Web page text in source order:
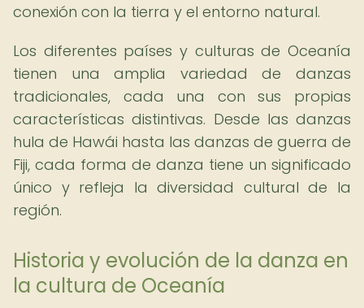
conexión con la tierra y el entorno natural.
Los diferentes países y culturas de Oceanía
tienen una amplia variedad de danzas
tradicionales, cada una con sus propias
características distintivas. Desde las danzas
hula de Hawái hasta las danzas de guerra de
Fiji, cada forma de danza tiene un significado
único y refleja la diversidad cultural de la
región.
Historia y evolución de la danza en
la cultura de Oceanía